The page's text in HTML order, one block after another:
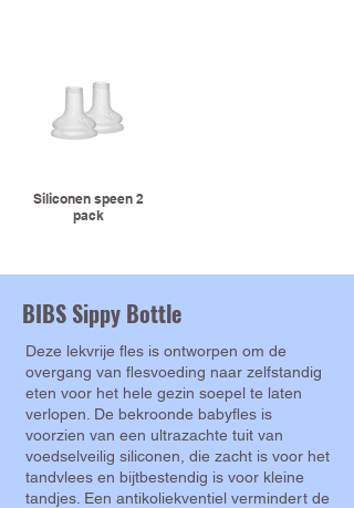
Siliconen speen 2
pack
BIBS Sippy Bottle
Deze lekvrije fles is ontworpen om de
overgang van flesvoeding naar zelfstandig
eten voor het hele gezin soepel te laten
verlopen. De bekroonde babyfles is
voorzien van een ultrazachte tuit van
voedselveilig siliconen, die zacht is voor het
tandvlees en bijtbestendig is voor kleine
tandjes. Een antikoliekventiel vermindert de